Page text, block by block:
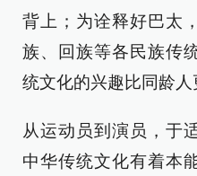
背上；为诠释好巴太
族、回族等各民族
统文化的兴趣比同龄人
从运动员到演员，于
中华传统文化有着本